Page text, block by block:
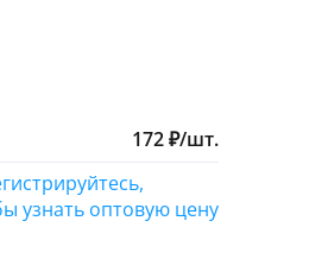
172₽/шт.
узнать оптовую цену